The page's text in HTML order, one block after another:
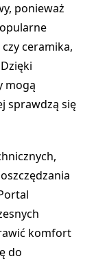
ponieważ
ceramika,
mogą
sprawdzą się
komfort
do